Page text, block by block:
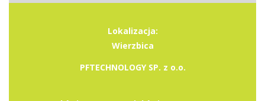
Lokalizacja:
Wierzbica
PFTECHNOLOGY SP. z o.o.